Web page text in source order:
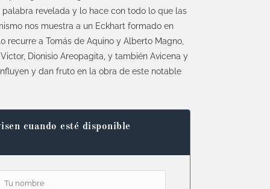
revelada y lo hace con todo lo que las
nos muestra a un Eckhart formado en
recurre a Tomás de Aquino y Alberto Magno,
Dionisio Areopagita, y también Avicena y
y dan fruto en la obra de este notable
cuando esté disponible